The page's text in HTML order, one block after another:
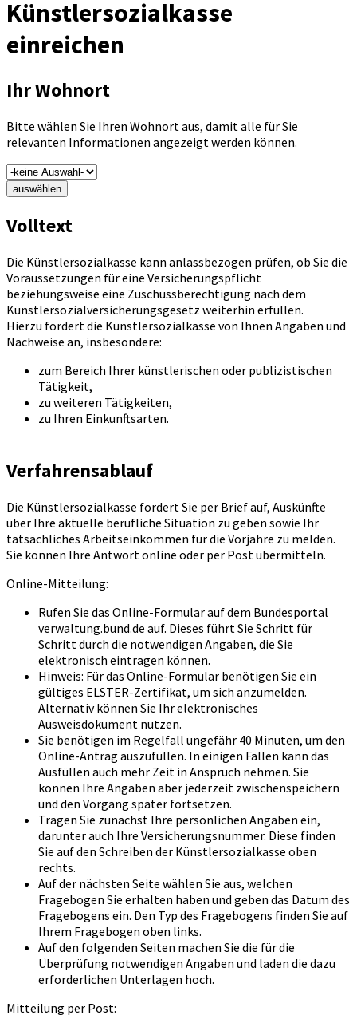
Künstlersozialkasse
einreichen
Ihr Wohnort
Bitte wählen Sie Ihren Wohnort aus, damit alle für Sie
relevanten Informationen angezeigt werden können.
auswählen
Volltext
Die Künstlersozialkasse kann anlassbezogen prüfen, ob Sie die
Voraussetzungen für eine Versicherungspflicht
beziehungsweise eine Zuschussberechtigung nach dem
Künstlersozialversicherungsgesetz weiterhin erfüllen.
Hierzu fordert die Künstlersozialkasse von Ihnen Angaben und
Nachweise an, insbesondere:
zum Bereich Ihrer künstlerischen oder publizistischen
Tätigkeit,
zu weiteren Tätigkeiten,
zu Ihren Einkunftsarten.
Verfahrensablauf
Die Künstlersozialkasse fordert Sie per Brief auf, Auskünfte
über Ihre aktuelle berufliche Situation zu geben sowie Ihr
tatsächliches Arbeitseinkommen für die Vorjahre zu melden.
Sie können Ihre Antwort online oder per Post übermitteln.
Online-Mitteilung:
Rufen Sie das Online-Formular auf dem Bundesportal
verwaltung.bund.de auf. Dieses führt Sie Schritt für
Schritt durch die notwendigen Angaben, die Sie
elektronisch eintragen können.
Hinweis: Für das Online-Formular benötigen Sie ein
gültiges ELSTER-Zertifikat, um sich anzumelden.
Alternativ können Sie Ihr elektronisches
Ausweisdokument nutzen.
Sie benötigen im Regelfall ungefähr 40 Minuten, um den
Online-Antrag auszufüllen. In einigen Fällen kann das
Ausfüllen auch mehr Zeit in Anspruch nehmen. Sie
können Ihre Angaben aber jederzeit zwischenspeichern
und den Vorgang später fortsetzen.
Tragen Sie zunächst Ihre persönlichen Angaben ein,
darunter auch Ihre Versicherungsnummer. Diese finden
Sie auf den Schreiben der Künstlersozialkasse oben
rechts.
Auf der nächsten Seite wählen Sie aus, welchen
Fragebogen Sie erhalten haben und geben das Datum des
Fragebogens ein. Den Typ des Fragebogens finden Sie auf
Ihrem Fragebogen oben links.
Auf den folgenden Seiten machen Sie die für die
Überprüfung notwendigen Angaben und laden die dazu
erforderlichen Unterlagen hoch.
Mitteilung per Post: